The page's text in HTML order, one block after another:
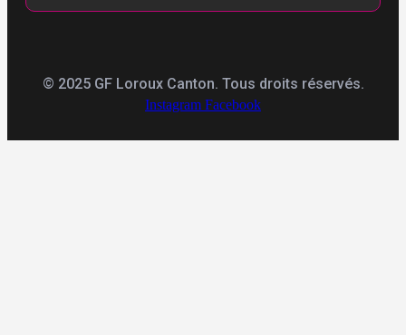
© 2025 GF Loroux Canton. Tous droits réservés.
Instagram Facebook